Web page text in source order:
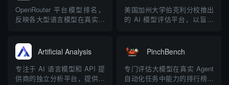
OpenRouter 平台模型排名，
反映各大型语言模型在真实使
美国加州大学伯克利分校推出
的 AI 模型评估平台，以盲测
Artificial Analysis
专注于 AI 语言模型和 API 提
供商的独立分析平台，提供模
PinchBench
专门评估大模型在真实 Agent
自动化任务中能力的排行榜，